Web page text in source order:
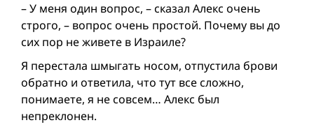
– У меня один вопрос, – сказал Алекс очень
строго, – вопрос очень простой. Почему вы до
сих пор не живете в Израиле?
Я перестала шмыгать носом, отпустила брови
обратно и ответила, что тут все сложно,
понимаете, я не совсем… Алекс был
непреклонен.